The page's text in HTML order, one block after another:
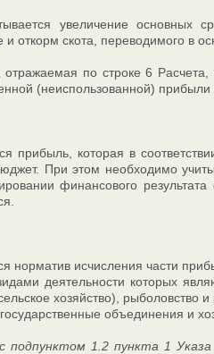
увеличение основных
откорм скота, переводимого в
по строке 6
(неиспользованной) прибыли
прибыль, которая в
При этом необходимо
финансового
норматив исчисления части
деятельности которых
хозяйство), рыболовство
объединения и
подпунктом 1.2 пункта 1